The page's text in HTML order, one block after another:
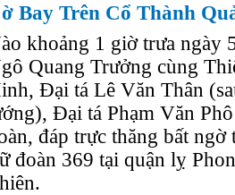
Bay Trên Cổ Thành
khoảng 1 giờ trưa ngày
Quang Trưởng cùng
Đại tá Lê Văn Thân
Đại tá Phạm Văn
đáp trực thăng bất
đoàn 369 tại quận lỵ